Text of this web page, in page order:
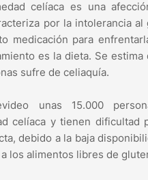
celíaca es una
por la intolerancia al
medicación para
es la dieta. Se estima
sufre de celiaquía.
unas 15.000
celíaca y tienen dificultad
debido a la baja
los alimentos libres de